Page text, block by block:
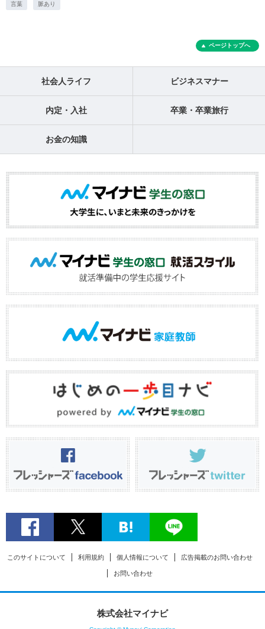
言葉 脈あり
ページトップへ
社会人ライフ ビジネスマナー
内定・入社 卒業・卒業旅行
お金の知識
このサイトについて 利用規約 個人情報について 広告掲載のお問い合わせ
お問い合わせ
株式会社マイナビ